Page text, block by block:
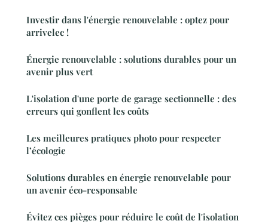
Investir dans l'énergie renouvelable : optez pour
arrivelec !
Énergie renouvelable : solutions durables pour un
avenir plus vert
L'isolation d'une porte de garage sectionnelle : des
erreurs qui gonflent les coûts
Les meilleures pratiques photo pour respecter
l’écologie
Solutions durables en énergie renouvelable pour
un avenir éco-responsable
Évitez ces pièges pour réduire le coût de l'isolation